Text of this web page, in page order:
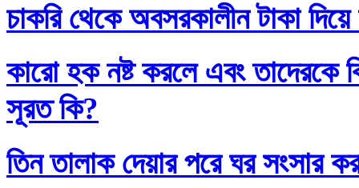
চাকরি থেকে অবসরকালীন টাকা
কারো হক নষ্ট করলে এবং তাদেরকে
সূরত কি?
তিন তালাক দেয়ার পরে ঘর সংসার